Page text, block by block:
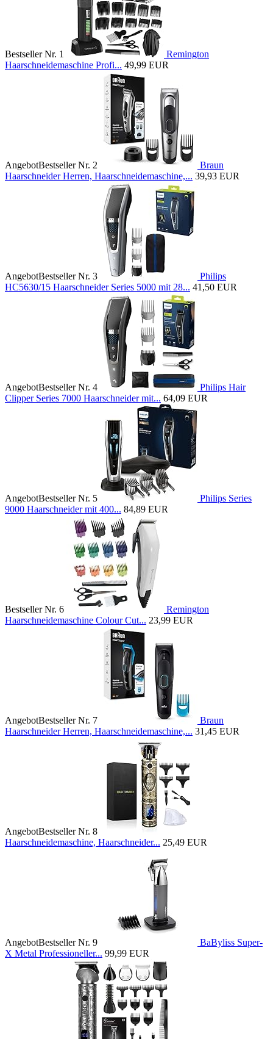
Bestseller Nr. 1
Remington
Haarschneidemaschine Profi... 49,99 EUR
AngebotBestseller Nr. 2
Braun
Haarschneider Herren, Haarschneidemaschine,... 39,93 EUR
AngebotBestseller Nr. 3
Philips
HC5630/15 Haarschneider Series 5000 mit 28... 41,50 EUR
AngebotBestseller Nr. 4
Philips Hair
Clipper Series 7000 Haarschneider mit... 64,09 EUR
AngebotBestseller Nr. 5
Philips Series
9000 Haarschneider mit 400... 84,89 EUR
Bestseller Nr. 6
Remington
Haarschneidemaschine Colour Cut... 23,99 EUR
AngebotBestseller Nr. 7
Braun
Haarschneider Herren, Haarschneidemaschine,... 31,45 EUR
AngebotBestseller Nr. 8
Haarschneidemaschine, Haarschneider... 25,49 EUR
AngebotBestseller Nr. 9
BaByliss Super-
X Metal Professioneller... 99,99 EUR